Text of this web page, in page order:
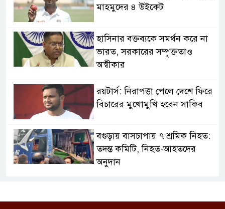
মাহমুদের ৪ উইকেট
হাসিনার বক্তব্যকে সমর্থন করে না
ভারত, সরকারের সম্পৃক্ততাও
অস্বীকার
রয়টার্স: নিরাপত্তা পেলে দেশে ফিরে
বিচারের মুখোমুখি হবেন সাকিব
বগুড়ায় বাসচাপায় ৭ শ্রমিক নিহত:
তদন্ত কমিটি, নিহত-আহতদের
অনুদান
সরকারের গড়িমসির অভিযোগ